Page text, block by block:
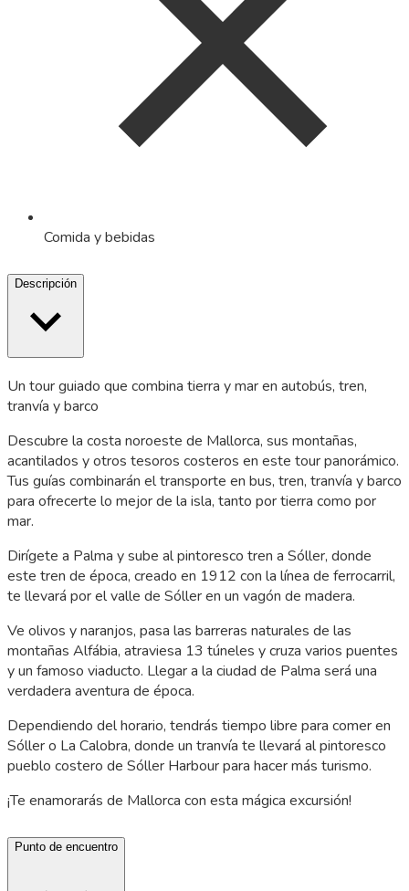
Comida y bebidas
Descripción
Un tour guiado que combina tierra y mar en autobús, tren,
tranvía y barco
Descubre la costa noroeste de Mallorca, sus montañas,
acantilados y otros tesoros costeros en este tour panorámico.
Tus guías combinarán el transporte en bus, tren, tranvía y barco
para ofrecerte lo mejor de la isla, tanto por tierra como por
mar.
Dirígete a Palma y sube al pintoresco tren a Sóller, donde
este tren de época, creado en 1912 con la línea de ferrocarril,
te llevará por el valle de Sóller en un vagón de madera.
Ve olivos y naranjos, pasa las barreras naturales de las
montañas Alfábia, atraviesa 13 túneles y cruza varios puentes
y un famoso viaducto. Llegar a la ciudad de Palma será una
verdadera aventura de época.
Dependiendo del horario, tendrás tiempo libre para comer en
Sóller o La Calobra, donde un tranvía te llevará al pintoresco
pueblo costero de Sóller Harbour para hacer más turismo.
¡Te enamorarás de Mallorca con esta mágica excursión!
Punto de encuentro